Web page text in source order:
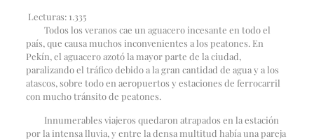
Lecturas: 1.335
Todos los veranos cae un aguacero incesante en todo el
país, que causa muchos inconvenientes a los peatones. En
Pekín, el aguacero azotó la mayor parte de la ciudad,
paralizando el tráfico debido a la gran cantidad de agua y a los
atascos, sobre todo en aeropuertos y estaciones de ferrocarril
con mucho tránsito de peatones.
Innumerables viajeros quedaron atrapados en la estación
por la intensa lluvia, y entre la densa multitud había una pareja